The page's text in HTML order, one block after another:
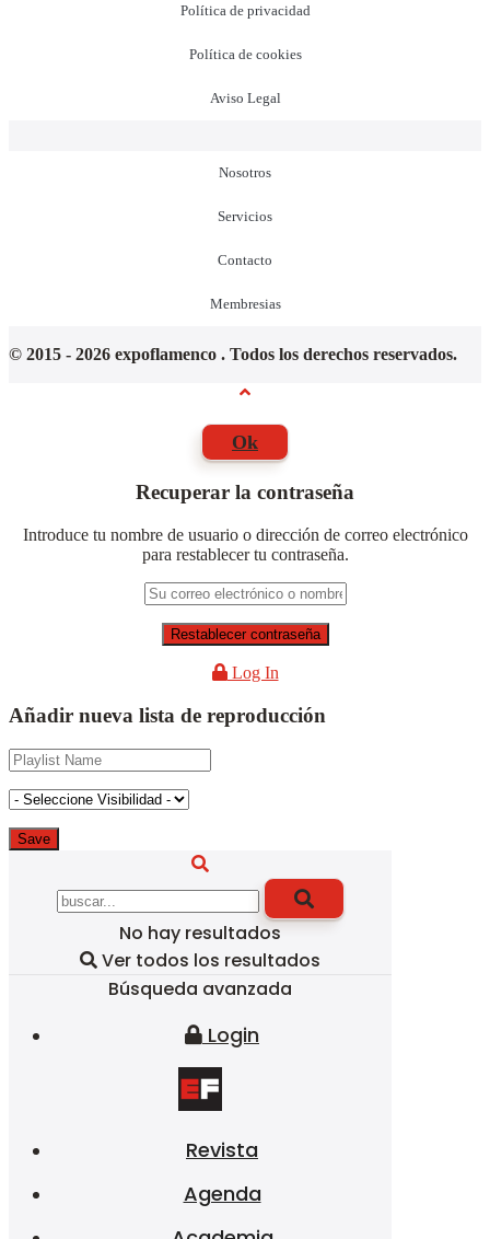
Política de privacidad
Política de cookies
Aviso Legal
Nosotros
Servicios
Contacto
Membresias
© 2015 - 2026 expoflamenco . Todos los derechos reservados.
Ok
Recuperar la contraseña
Introduce tu nombre de usuario o dirección de correo electrónico
para restablecer tu contraseña.
Log In
Añadir nueva lista de reproducción
No hay resultados
Ver todos los resultados
Búsqueda avanzada
Login
Revista
Agenda